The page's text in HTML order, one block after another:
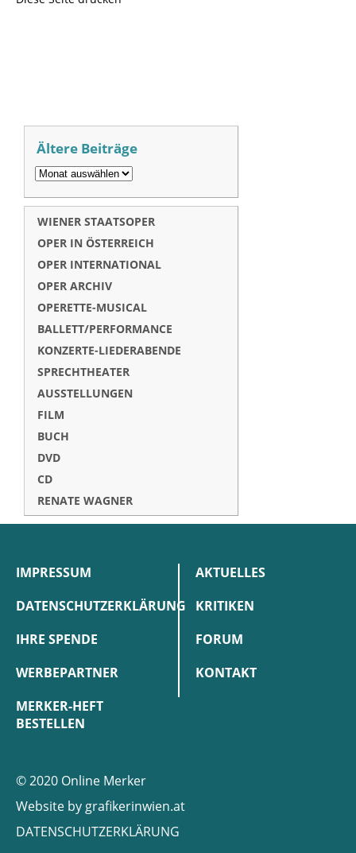
Ältere Beiträge
WIENER STAATSOPER
OPER IN ÖSTERREICH
OPER INTERNATIONAL
OPER ARCHIV
OPERETTE-MUSICAL
BALLETT/PERFORMANCE
KONZERTE-LIEDERABENDE
SPRECHTHEATER
AUSSTELLUNGEN
FILM
BUCH
DVD
CD
RENATE WAGNER
IMPRESSUM
DATENSCHUTZERKLÄRUNG
IHRE SPENDE
WERBEPARTNER
MERKER-HEFT
BESTELLEN
AKTUELLES
KRITIKEN
FORUM
KONTAKT
© 2020 Online Merker
Website by grafikerinwien.at
DATENSCHUTZERKLÄRUNG